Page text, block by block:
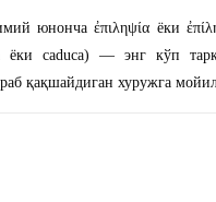
юнонча ἐπιληψία ёки
ёки caduca) — энг кўп
қақшайдиган хуружга